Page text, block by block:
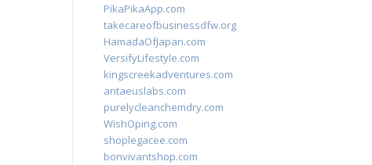
PikaPikaApp.com
takecareofbusinessdfw.org
HamadaOfJapan.com
VersifyLifestyle.com
kingscreekadventures.com
antaeuslabs.com
purelycleanchemdry.com
WishOping.com
shoplegacee.com
bonvivantshop.com